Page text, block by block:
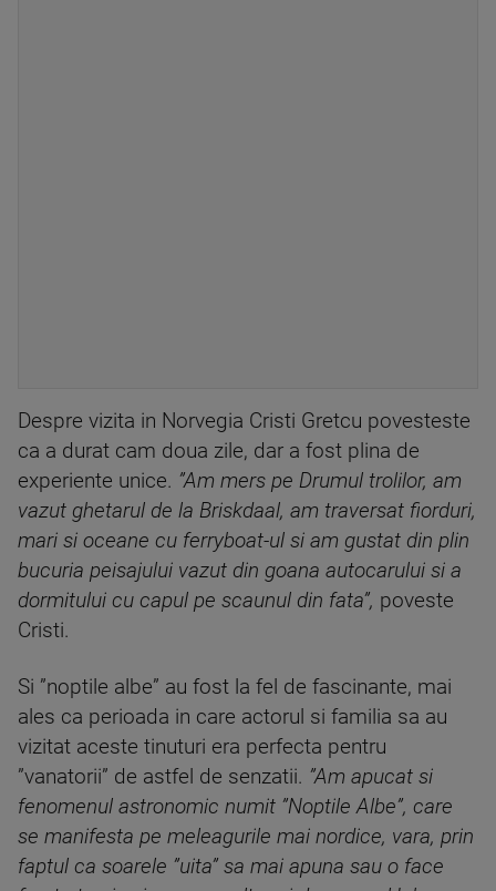
Despre vizita in Norvegia Cristi Gretcu povesteste
ca a durat cam doua zile, dar a fost plina de
experiente unice. ”Am mers pe Drumul trolilor, am
vazut ghetarul de la Briskdaal, am traversat fiorduri,
mari si oceane cu ferryboat-ul si am gustat din plin
bucuria peisajului vazut din goana autocarului si a
dormitului cu capul pe scaunul din fata”, poveste
Cristi.
Si ”noptile albe” au fost la fel de fascinante, mai
ales ca perioada in care actorul si familia sa au
vizitat aceste tinuturi era perfecta pentru
”vanatorii” de astfel de senzatii. ”Am apucat si
fenomenul astronomic numit ”Noptile Albe”, care
se manifesta pe meleagurile mai nordice, vara, prin
faptul ca soarele ”uita” sa mai apuna sau o face